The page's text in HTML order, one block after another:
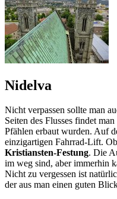
Nidelva
Nicht verpassen sollte man
Seiten des Flusses findet
Pfählen erbaut wurden. Auf
einzigartigen Fahrrad-Lift.
Kristiansten-Festung. Die
im weg sind, aber immerhin
Nicht zu vergessen ist
der aus man einen guten